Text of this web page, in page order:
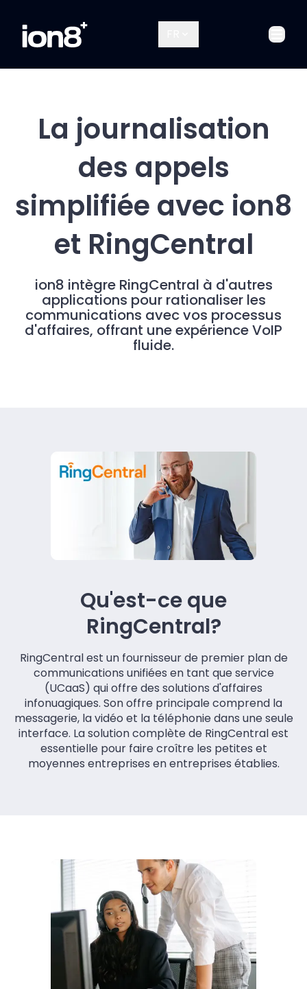
La journalisation
des appels
simplifiée avec ion8
et RingCentral
ion8 intègre RingCentral à d'autres
applications pour rationaliser les
communications avec vos processus
d'affaires, offrant une expérience VoIP
fluide.
Qu'est-ce que
RingCentral?
RingCentral est un fournisseur de premier plan de
communications unifiées en tant que service
(UCaaS) qui offre des solutions d'affaires
infonuagiques. Son offre principale comprend la
messagerie, la vidéo et la téléphonie dans une seule
interface. La solution complète de RingCentral est
essentielle pour faire croître les petites et
moyennes entreprises en entreprises établies.